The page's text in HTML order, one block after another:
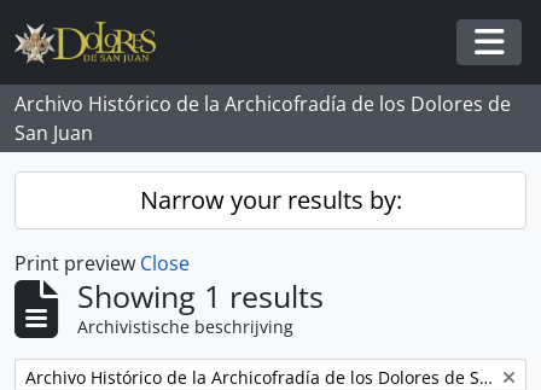
Skip to main content
Archivo Histórico de la Archicofradía de los Dolores de
San Juan
Narrow your results by:
Print preview Close
Showing 1 results
Archivistische beschrijving
Remove filter: Archivo Histórico de la Archicofradía de los Dolores de San Juan